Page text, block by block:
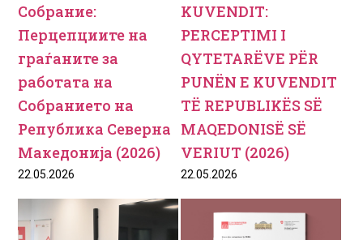
Собрание:
Перцепциите на
граѓаните за
работата на
Собранието на
Република Северна
Македонија (2026)
22.05.2026
KUVENDIT:
PERCEPTIMI I
QYTETARËVE PËR
PUNËN E KUVENDIT
TË REPUBLIKËS SË
MAQEDONISË SË
VERIUT (2026)
22.05.2026